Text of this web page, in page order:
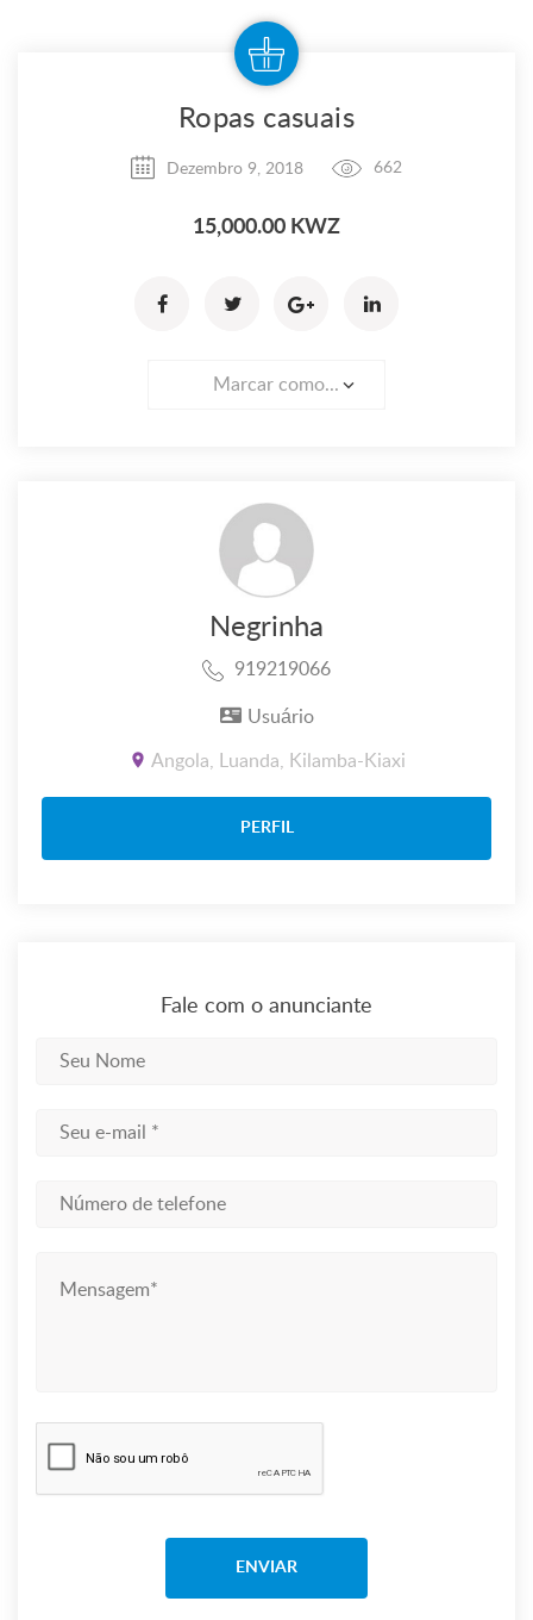
Ropas casuais
Dezembro 9, 2018 662
15,000.00 KWZ
Marcar como...
Negrinha
919219066
Usuário
Angola, Luanda, Kilamba-Kiaxi
PERFIL
Fale com o anunciante